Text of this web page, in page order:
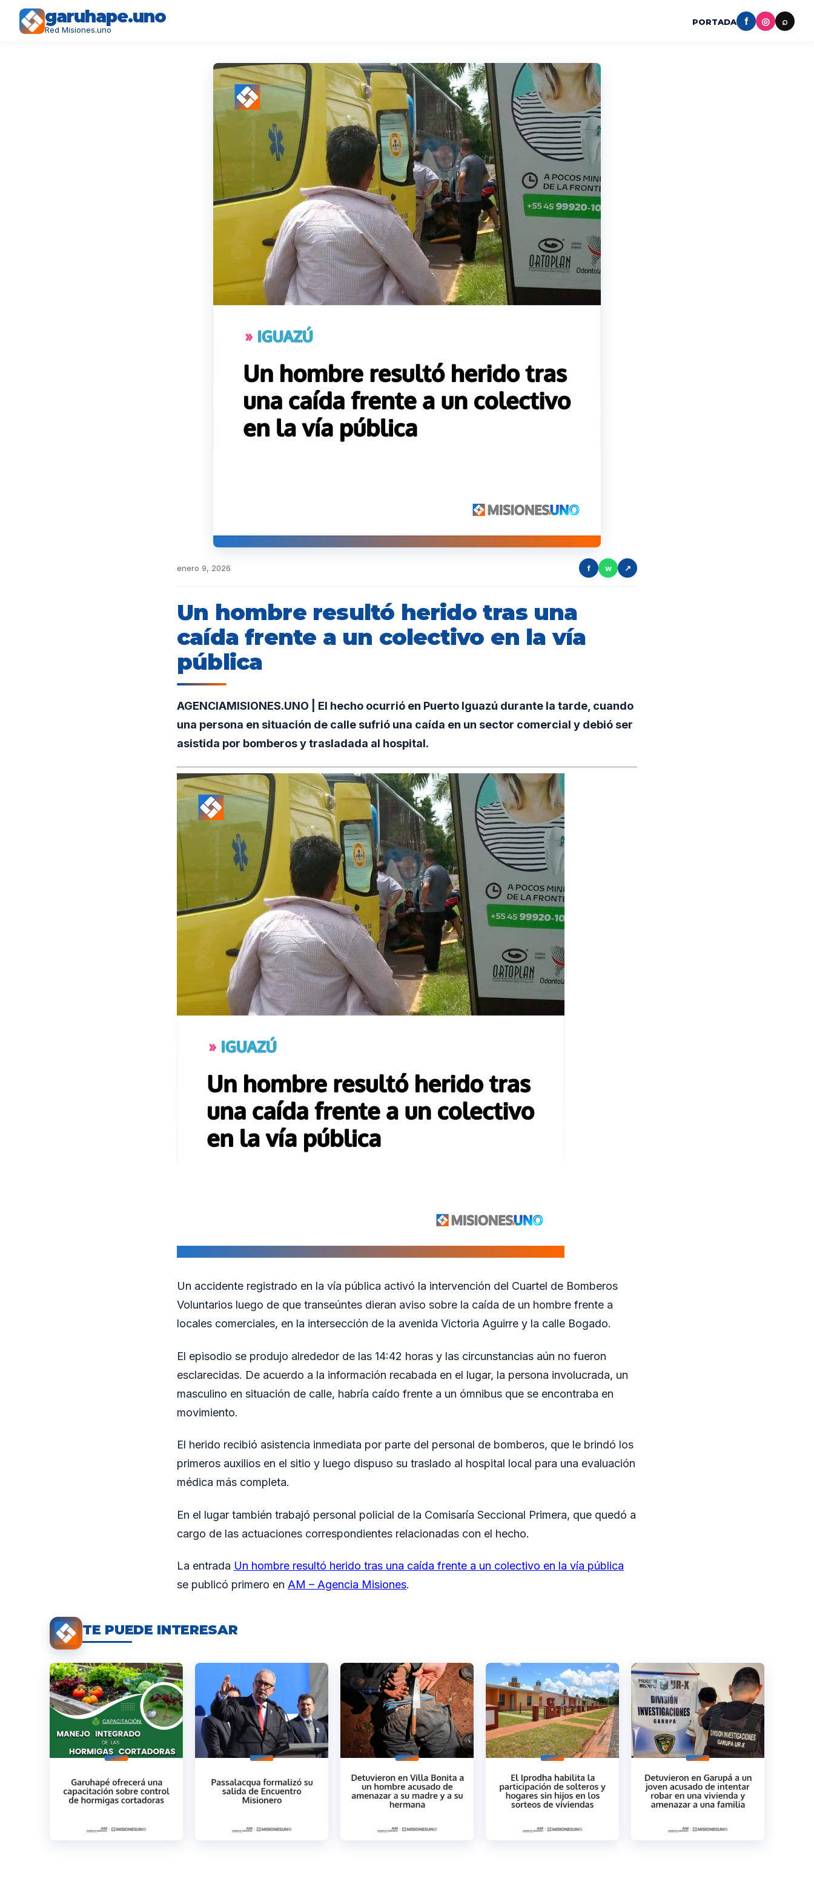
garuhape.uno
Red Misiones.uno
PORTADA f ◎ ⌕
enero 9, 2026 f w ↗
Un hombre resultó herido tras una
caída frente a un colectivo en la vía
pública
AGENCIAMISIONES.UNO | El hecho ocurrió en Puerto Iguazú durante la tarde, cuando
una persona en situación de calle sufrió una caída en un sector comercial y debió ser
asistida por bomberos y trasladada al hospital.
Un accidente registrado en la vía pública activó la intervención del Cuartel de Bomberos
Voluntarios luego de que transeúntes dieran aviso sobre la caída de un hombre frente a
locales comerciales, en la intersección de la avenida Victoria Aguirre y la calle Bogado.
El episodio se produjo alrededor de las 14:42 horas y las circunstancias aún no fueron
esclarecidas. De acuerdo a la información recabada en el lugar, la persona involucrada, un
masculino en situación de calle, habría caído frente a un ómnibus que se encontraba en
movimiento.
El herido recibió asistencia inmediata por parte del personal de bomberos, que le brindó los
primeros auxilios en el sitio y luego dispuso su traslado al hospital local para una evaluación
médica más completa.
En el lugar también trabajó personal policial de la Comisaría Seccional Primera, que quedó a
cargo de las actuaciones correspondientes relacionadas con el hecho.
La entrada Un hombre resultó herido tras una caída frente a un colectivo en la vía pública
se publicó primero en AM – Agencia Misiones.
TE PUEDE INTERESAR